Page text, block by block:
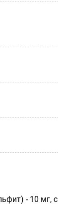
- 10 мг,